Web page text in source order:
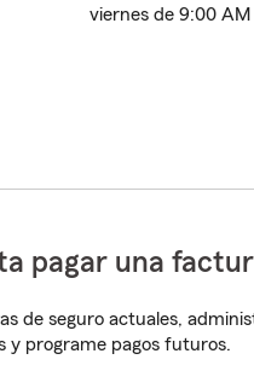
viernes de 9:00 AM
pagar una
de seguro actuales,
y programe pagos futuros.